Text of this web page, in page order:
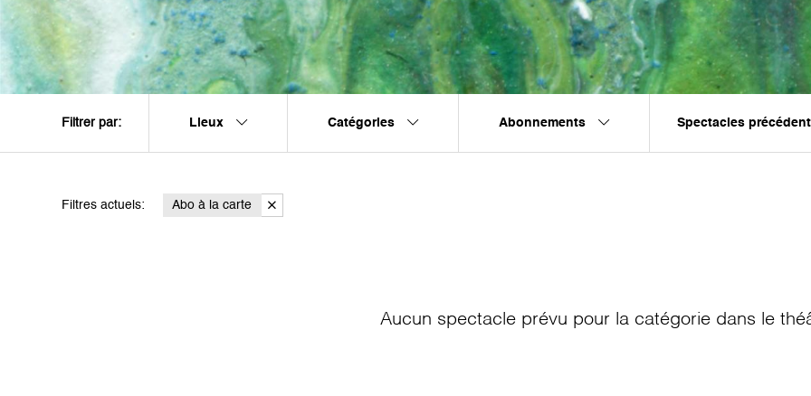
Filtrer par: Lieux Catégories Abonnements Spectacles
Filtres actuels: Abo à la carte
Aucun spectacle prévu pour la catégorie dans le